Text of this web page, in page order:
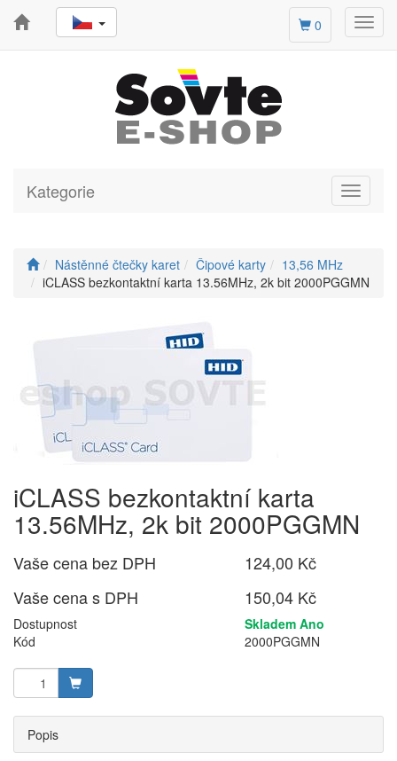
0
Toggle
Kategorie
Nástěnné čtečky karet Čipové karty
13,56 MHz
iCLASS bezkontaktní karta 13.56MHz, 2k bit 2000PGGMN
iCLASS bezkontaktní karta
13.56MHz, 2k bit 2000PGGMN
Vaše cena bez DPH
124,00 Kč
Vaše cena s DPH
150,04 Kč
Dostupnost
Skladem Ano
Kód
2000PGGMN
Popis